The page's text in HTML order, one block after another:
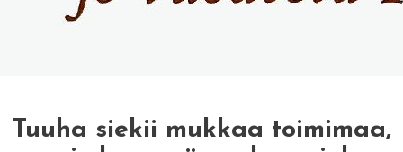
Tuuha siekii mukkaa toimimaa,